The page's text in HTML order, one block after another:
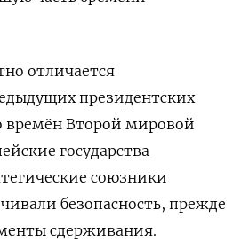
отличается
президентских
времён Второй мировой
государства
союзники
безопасность, прежде
сдерживания.